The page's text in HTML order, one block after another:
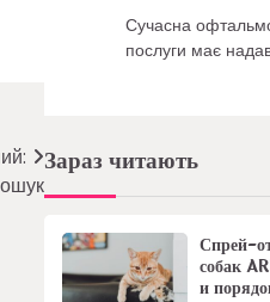
Сучасна
послуги має
Зараз читають
Спрей-
собак
и